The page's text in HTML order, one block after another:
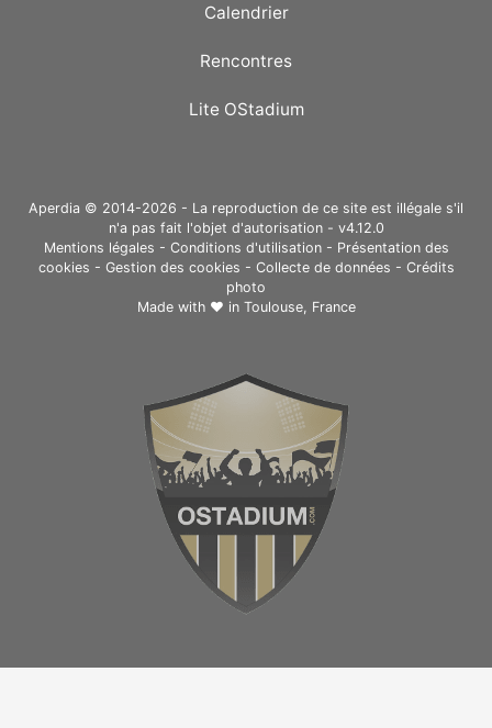
Calendrier
Rencontres
Lite OStadium
Aperdia © 2014-2026 - La reproduction de ce site est illégale s'il
n'a pas fait l'objet d'autorisation - v4.12.0
Mentions légales - Conditions d'utilisation- Présentation des
cookies - Gestion des cookies - Collecte de données - Crédits
photo
Made with ❤ in Toulouse, France